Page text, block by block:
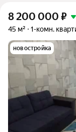
8 200 000 ₽
45 м² 1-комн.
новостройка